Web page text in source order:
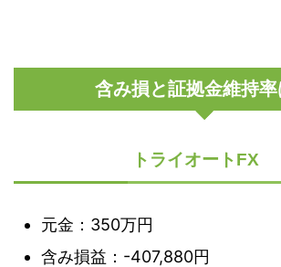
含み損と証拠金維持率
トライオートFX
元金：350万円
含み損益：-407,880円